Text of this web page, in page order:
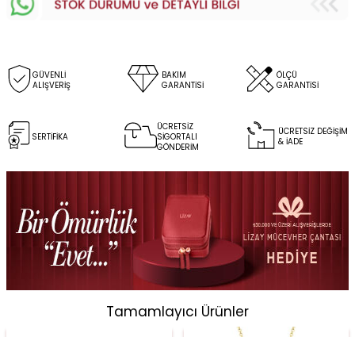
GÜVENLİ
ALIŞVERİŞ
BAKIM
GARANTİSİ
ÖLÇÜ
GARANTİSİ
SERTİFİKA
ÜCRETSİZ
SİGORTALI
GÖNDERİM
ÜCRETSİZ DEĞİŞİM
& İADE
Tamamlayıcı Ürünler